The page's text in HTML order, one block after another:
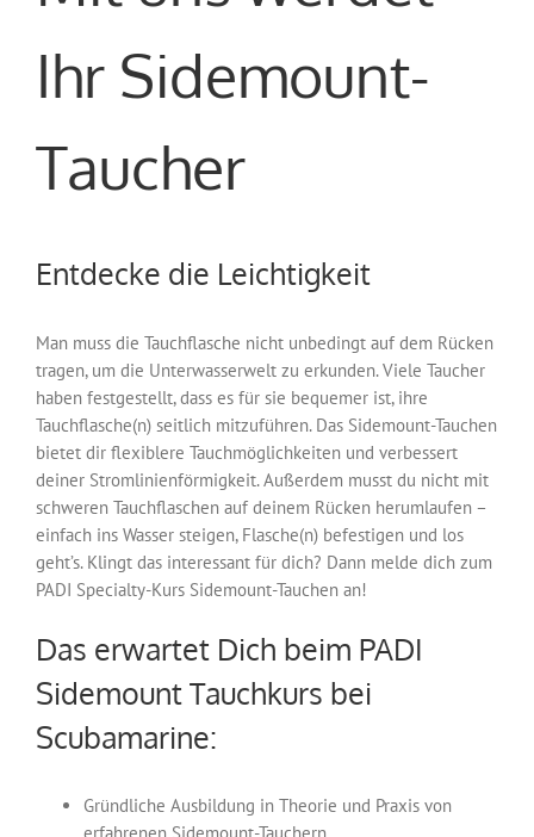
Ihr Sidemount-
Taucher
Entdecke die Leichtigkeit
Man muss die Tauchflasche nicht unbedingt auf dem Rücken
tragen, um die Unterwasserwelt zu erkunden. Viele Taucher
haben festgestellt, dass es für sie bequemer ist, ihre
Tauchflasche(n) seitlich mitzuführen. Das Sidemount-Tauchen
bietet dir flexiblere Tauchmöglichkeiten und verbessert
deiner Stromlinienförmigkeit. Außerdem musst du nicht mit
schweren Tauchflaschen auf deinem Rücken herumlaufen –
einfach ins Wasser steigen, Flasche(n) befestigen und los
geht’s. Klingt das interessant für dich? Dann melde dich zum
PADI Specialty-Kurs Sidemount-Tauchen an!
Das erwartet Dich beim PADI
Sidemount Tauchkurs bei
Scubamarine:
Gründliche Ausbildung in Theorie und Praxis von